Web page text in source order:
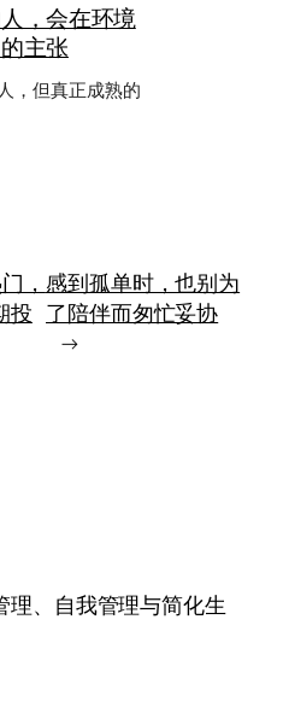
，会在环境
主张
，但真正成熟的
，
投
感到孤单时，也别为
了陪伴而匆忙妥协
→
、自我管理与简化生